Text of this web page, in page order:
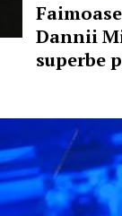
Dannii
superbe